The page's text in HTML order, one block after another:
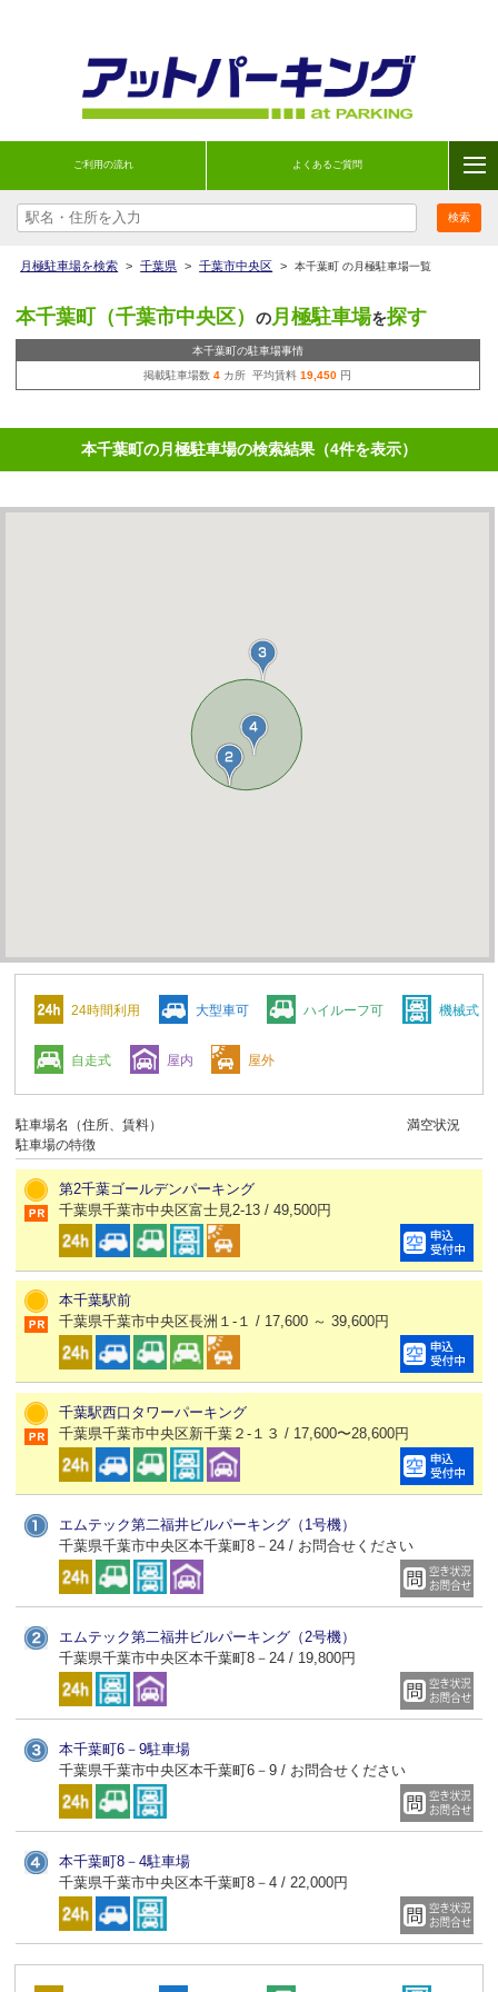
ご利用の流れ よくあるご質問
月極駐車場を検索 > 千葉県 > 千葉市中央区 > 本千葉町 の月極駐車場一覧
本千葉町（千葉市中央区） の月極駐車場を探す
本千葉町の駐車場事情
掲載駐車場数4 カ所 平均賃料19,450 円
本千葉町の月極駐車場の検索結果（4件を表示）
24時間利用 大型車可 ハイルーフ可 機械式
自走式 屋内 屋外
駐車場名（住所、賃料）
駐車場の特徴
満空状況
第2千葉ゴールデンパーキング
千葉県千葉市中央区富士見2-13 / 49,500円
本千葉駅前
千葉県千葉市中央区長洲１-１ / 17,600 ～ 39,600円
千葉駅西口タワーパーキング
千葉県千葉市中央区新千葉２-１３ / 17,600〜28,600円
エムテック第二福井ビルパーキング（1号機）
千葉県千葉市中央区本千葉町8－24 / お問合せください
エムテック第二福井ビルパーキング（2号機）
千葉県千葉市中央区本千葉町8－24 / 19,800円
本千葉町6－9駐車場
千葉県千葉市中央区本千葉町6－9 / お問合せください
本千葉町8－4駐車場
千葉県千葉市中央区本千葉町8－4 / 22,000円